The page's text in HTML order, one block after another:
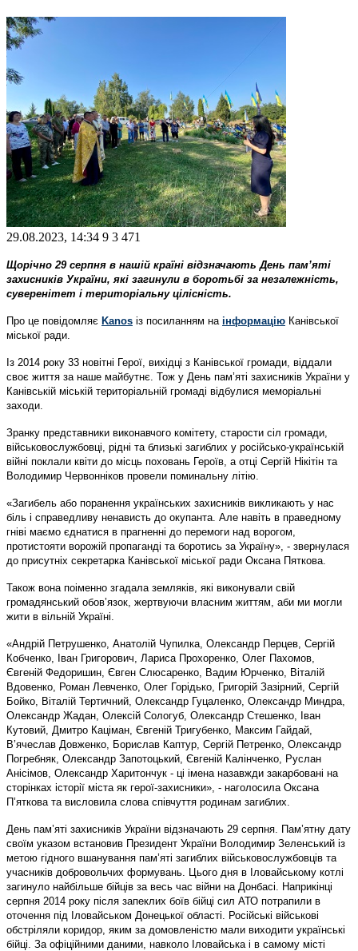
29.08.2023, 14:34 9 3 471
Щорічно 29 серпня в нашій країні відзначають День пам’яті
захисників України, які загинули в боротьбі за незалежність,
суверенітет і територіальну цілісність.
Про це повідомляє Kanos із посиланням на інформацію Канівської
міської ради.
Із 2014 року 33 новітні Герої, вихідці з Канівської громади, віддали
своє життя за наше майбутнє. Тож у День пам’яті захисників України у
Канівській міській територіальній громаді відбулися меморіальні
заходи.
Зранку представники виконавчого комітету, старости сіл громади,
військовослужбовці, рідні та близькі загиблих у російсько-українській
війні поклали квіти до місць поховань Героїв, а отці Сергій Нікітін та
Володимир Червонніков провели поминальну літію.
«Загибель або поранення українських захисників викликають у нас
біль і справедливу ненависть до окупанта. Але навіть в праведному
гніві маємо єднатися в прагненні до перемоги над ворогом,
протистояти ворожій пропаганді та боротись за Україну», - звернулася
до присутніх секретарка Канівської міської ради Оксана Пяткова.
Також вона поіменно згадала земляків, які виконували свій
громадянський обов’язок, жертвуючи власним життям, аби ми могли
жити в вільній Україні.
«Андрій Петрушенко, Анатолій Чупилка, Олександр Перцев, Сергій
Кобченко, Іван Григорович, Лариса Прохоренко, Олег Пахомов,
Євгеній Федоришин, Євген Слюсаренко, Вадим Юрченко, Віталій
Вдовенко, Роман Левченко, Олег Горідько, Григорій Зазірний, Сергій
Бойко, Віталій Тертичний, Олександр Гуцаленко, Олександр Миндра,
Олександр Жадан, Олексій Сологуб, Олександр Стешенко, Іван
Кутовий, Дмитро Каціман, Євгеній Тригубенко, Максим Гайдай,
В’ячеслав Довженко, Борислав Каптур, Сергій Петренко, Олександр
Погребняк, Олександр Запотоцький, Євгеній Калінченко, Руслан
Анісімов, Олександр Харитончук - ці імена назавжди закарбовані на
сторінках історії міста як герої-захисники», - наголосила Оксана
П’яткова та висловила слова співчуття родинам загиблих.
День пам’яті захисників України відзначають 29 серпня. Пам’ятну дату
своїм указом встановив Президент України Володимир Зеленський із
метою гідного вшанування пам’яті загиблих військовослужбовців та
учасників добровольчих формувань. Цього дня в Іловайському котлі
загинуло найбільше бійців за весь час війни на Донбасі. Наприкінці
серпня 2014 року після запеклих боїв бійці сил АТО потрапили в
оточення під Іловайськом Донецької області. Російські військові
обстріляли коридор, яким за домовленістю мали виходити українські
бійці. За офіційними даними, навколо Іловайська і в самому місті